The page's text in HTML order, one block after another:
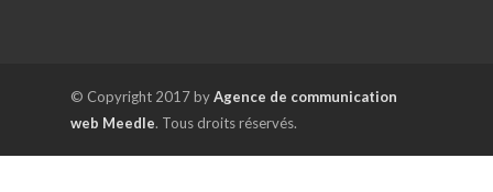
© Copyright 2017 byAgence de communication
web Meedle. Tous droits réservés.